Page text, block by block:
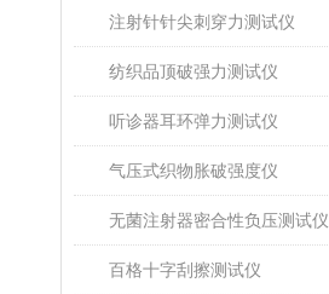
注射针针尖刺穿力测试仪
纺织品顶破强力测试仪
听诊器耳环弹力测试仪
气压式织物胀破强度仪
无菌注射器密合性负压测试仪
百格十字刮擦测试仪